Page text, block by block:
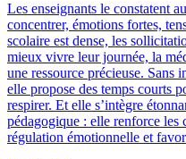
Les enseignants le constatent
concentrer, émotions fortes,
scolaire est dense, les
mieux vivre leur journée, la
une ressource précieuse. Sans
elle propose des temps courts
respirer. Et elle s’intègre
pédagogique : elle renforce les
régulation émotionnelle et